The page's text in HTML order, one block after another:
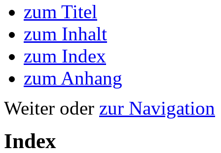
zum Titel
zum Inhalt
zum Index
zum Anhang
Weiter oder zur Navigation
Index